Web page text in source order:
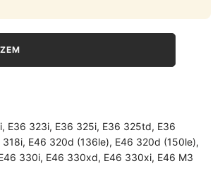
, E36 323i, E36 325i, E36 325td, E36
318i, E46 320d (136le), E46 320d (150le),
330i, E46 330xd, E46 330xi, E46 M3